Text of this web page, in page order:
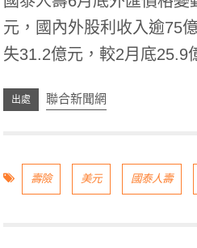
元，國內外股利收入逾75
失31.2億元，較2月底25.9
聯合新聞網
壽險 美元 國泰人壽